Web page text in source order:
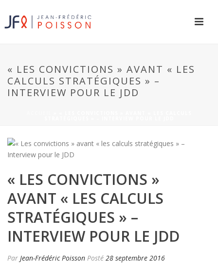
« LES CONVICTIONS » AVANT « LES
CALCULS STRATÉGIQUES » –
INTERVIEW POUR LE JDD
« LES CONVICTIONS »
AVANT « LES CALCULS
STRATÉGIQUES » –
INTERVIEW POUR LE JDD
Par Jean-Frédéric Poisson Posté 28 septembre 2016